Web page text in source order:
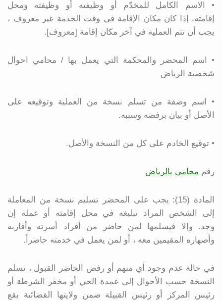
• الاسم الكامل للمخدّم أو وظيفته أو وظيفته ومحل
إقامته. إذا كان مكان الإقامة في وقت الخدمة غير معروف ،
يجب أن تتم العملية في آخر مكان إقامة [معروف].
• اسم المحضر والمحكمة التي يعمل بها / محامي احوال
شخصية الرياض
• اسم وصفة من تسلم نسخة من العملية وتوقيعه على
الأصل أو بيان برفضه وسببه.
• توقيع الخادم على كل من النسخة والأصل.
رقم محامي بالرياض
المادة (15): يجب على المحضر تسليم نسخة من المعاملة
إلى الشخص المراد تبليغه في محل إقامته أو عمله إن
وجد. وإلا فيسلمها لمن حاضر من أفراد أسرته وأقاربه
وأصهاره المقيمين معه ، أو لمن يعمل في خدمته حاضراً.
في حالة عدم وجود أي منهم أو رفض الحاضر القبول ، تسلم
النسخة حسب الأحوال إلى عمدة الحي أو مخفر الشرطة أو
رئيس المركز أو رئيس القبيلة ضمن ولايتها القضائية يقع